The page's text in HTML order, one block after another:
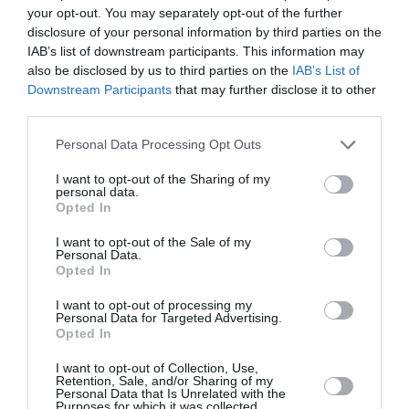
your opt-out. You may separately opt-out of the further
disclosure of your personal information by third parties on the
IAB’s list of downstream participants. This information may
also be disclosed by us to third parties on the IAB’s List of
Downstream Participants that may further disclose it to other
Personal Data Processing Opt Outs
I want to opt-out of the Sharing of my
personal data.
Opted In
I want to opt-out of the Sale of my
Personal Data.
Opted In
I want to opt-out of processing my
Personal Data for Targeted Advertising.
Opted In
I want to opt-out of Collection, Use,
Retention, Sale, and/or Sharing of my
Personal Data that Is Unrelated with the
Purposes for which it was collected.
En 1940 idem.
En 1941 idem.
En décembre 1941, Pearl Barbour change
la donne et fait sortir les américains de
leurs pantoufles.
Donc merci au Japon.
Et encore, merci à Churchill qui a convaincu
les américains de venir en Europe , surtout
que les bolcheviques poussaient à l’est
avec le risque que toute l’Europe soit sous
le joug soviétique.
Les américains n’ont pas gagné la guerre
bombes atomiques en visant non pas
l’ennemi mais des civils.
l’humanité de toute l’histoire…
A ce jour, les américains restent la seule
nation à avoir exterminé des civils avec
RÉPONDRE